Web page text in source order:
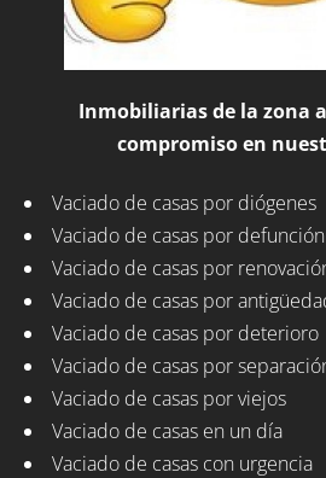
Inmobiliarias de la zona
compromiso en
Vaciado de casas por diógenes
Vaciado de casas por defunción
Vaciado de casas por
Vaciado de casas por
Vaciado de casas por deterioro
Vaciado de casas por
Vaciado de casas por viejos
Vaciado de casas en un día
Vaciado de casas con urgencia